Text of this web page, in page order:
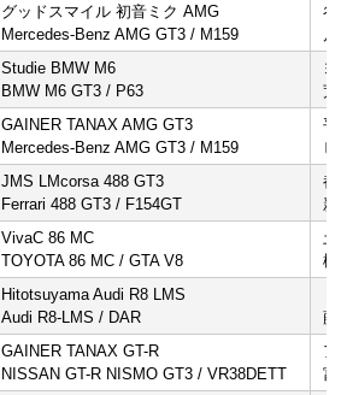
グッドスマイル 初音ミク AMG
Mercedes-Benz AMG GT3 / M159
谷
片
Studie BMW M6
BMW M6 GT3 / P63
ヨ
荒
GAINER TANAX AMG GT3
Mercedes-Benz AMG GT3 / M159
平
ビ
JMS LMcorsa 488 GT3
Ferrari 488 GT3 / F154GT
都
新
VivaC 86 MC
TOYOTA 86 MC / GTA V8
土
松
Hitotsuyama Audi R8 LMS
Audi R8-LMS / DAR
藤
GAINER TANAX GT-R
NISSAN GT-R NISMO GT3 / VR38DETT
ア
富